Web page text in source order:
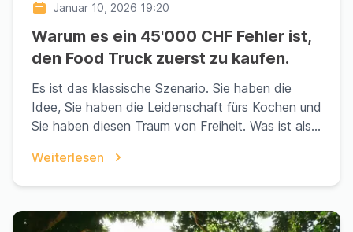
Januar 10, 2026 19:20
Warum es ein 45'000 CHF Fehler ist,
den Food Truck zuerst zu kaufen.
Es ist das klassische Szenario. Sie haben die
Idee, Sie haben die Leidenschaft fürs Kochen und
Sie haben diesen Traum von Freiheit. Was ist also
Weiterlesen